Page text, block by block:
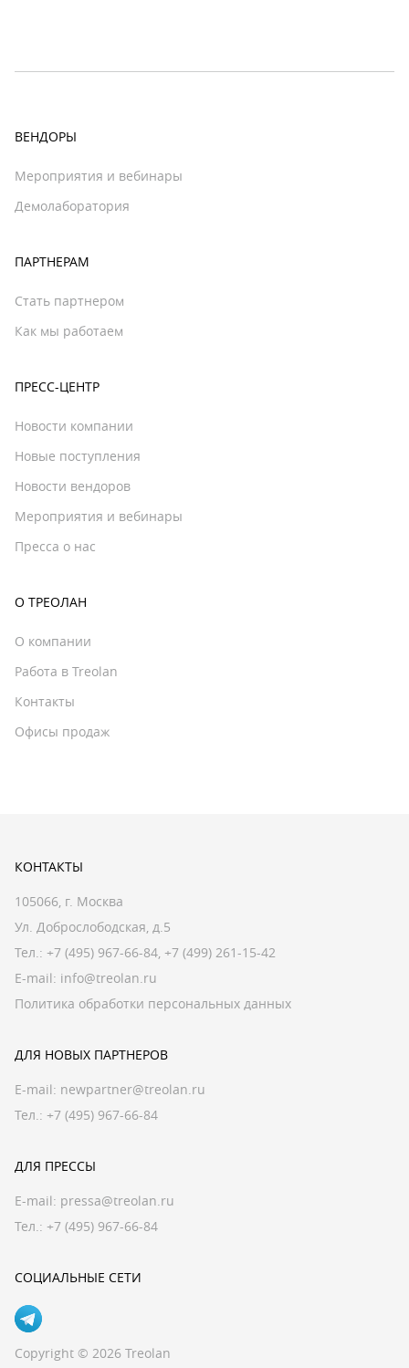
ВЕНДОРЫ
Мероприятия и вебинары
Демолаборатория
ПАРТНЕРАМ
Стать партнером
Как мы работаем
ПРЕСС-ЦЕНТР
Новости компании
Новые поступления
Новости вендоров
Мероприятия и вебинары
Пресса о нас
О ТРЕОЛАН
О компании
Работа в Treolan
Контакты
Офисы продаж
КОНТАКТЫ
105066, г. Москва
Ул. Доброслободская, д.5
Тел.: +7 (495) 967-66-84, +7 (499) 261-15-42
E-mail: info@treolan.ru
Политика обработки персональных данных
ДЛЯ НОВЫХ ПАРТНЕРОВ
E-mail: newpartner@treolan.ru
Тел.: +7 (495) 967-66-84
ДЛЯ ПРЕССЫ
E-mail: pressa@treolan.ru
Тел.: +7 (495) 967-66-84
СОЦИАЛЬНЫЕ СЕТИ
Copyright © 2026 Treolan